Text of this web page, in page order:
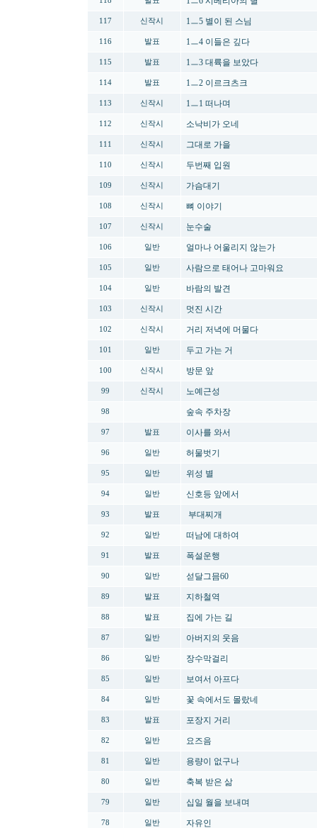
117 신작시 1ㅡ5 별이 된 스님
116 발표 1ㅡ4 이들은 깊다
115 발표 1ㅡ3 대륙을 보았다
114 발표 1ㅡ2 이르크츠크
113 신작시 1ㅡ1 떠나며
112 신작시 소낙비가 오네
111 신작시 그대로 가을
110 신작시 두번째 입원
109 신작시 가슴대기
108 신작시 뼈 이야기
107 신작시 눈수술
106 일반 얼마나 어울리지 않는가
105 일반 사람으로 태어나 고마워요
104 일반 바람의 발견
103 신작시 멋진 시간
102 신작시 거리 저녁에 머물다
101 일반 두고 가는 거
100 신작시 방문 앞
99 신작시 노예근성
98 숲속 주차장
97 발표 이사를 와서
96 일반 허물벗기
95 일반 위성 별
94 일반 신호등 앞에서
93 발표 부대찌개
92 일반 떠남에 대하여
91 발표 폭설운행
90 일반 섣달그믐60
89 발표 지하철역
88 발표 집에 가는 길
87 일반 아버지의 웃음
86 일반 장수막걸리
85 일반 보여서 아프다
84 일반 꽃 속에서도 몰랐네
83 발표 포장지 거리
82 일반 요즈음
81 일반 용량이 없구나
80 일반 축복 받은 삶
79 일반 십일 월을 보내며
78 일반 자유인